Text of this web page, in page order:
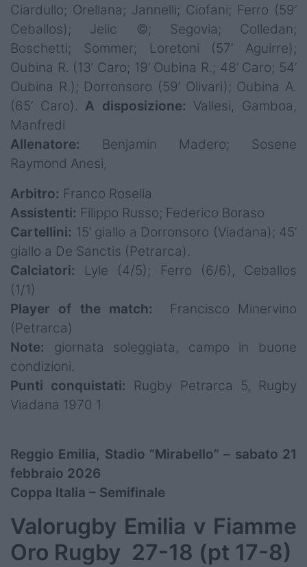
Ciardullo; Orellana; Jannelli; Ciofani; Ferro (59’
Ceballos); Jelic ©; Segovia; Colledan;
Boschetti; Sommer; Loretoni (57’ Aguirre);
Oubina R. (13’ Caro; 19’ Oubina R.; 48’ Caro; 54’
Oubina R.); Dorronsoro (59’ Olivari); Oubina A.
(65’ Caro). A disposizione: Vallesi, Gamboa,
Manfredi
Allenatore: Benjamin Madero; Sosene
Raymond Anesi,
Arbitro: Franco Rosella
Assistenti: Filippo Russo; Federico Boraso
Cartellini: 15’ giallo a Dorronsoro (Viadana); 45’
giallo a De Sanctis (Petrarca).
Calciatori: Lyle (4/5); Ferro (6/6), Ceballos
(1/1)
Player of the match:
Francisco Minervino
(Petrarca)
Note: giornata soleggiata, campo in buone
condizioni.
Punti conquistati: Rugby Petrarca 5, Rugby
Viadana 1970 1
Reggio Emilia, Stadio “Mirabello” – sabato 21
febbraio 2026
Coppa Italia – Semifinale
Valorugby Emilia v Fiamme
Oro Rugby 27-18 (pt 17-8)